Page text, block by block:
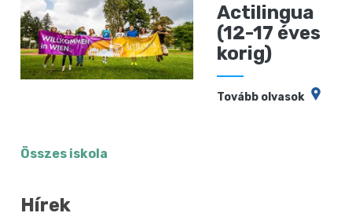
Actilingua
(12-17 éves
korig)
Tovább olvasok
Összes iskola
Hírek